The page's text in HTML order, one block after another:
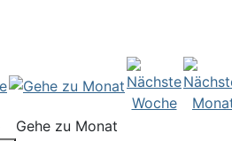
Gehe zu Monat